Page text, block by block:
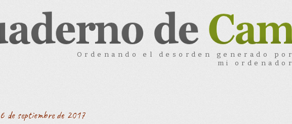
Ordenando el desorden generado por
mi ordenador
de septiembre de 2017